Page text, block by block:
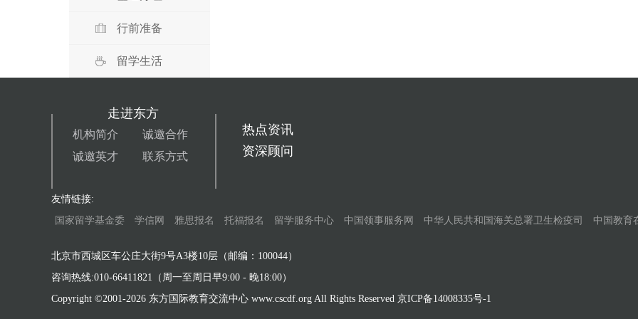
行前准备
留学生活
走进东方
机构简介
诚邀合作
诚邀英才
联系方式
热点资讯
资深顾问
友情链接:
国家留学基金委
学信网 雅思报名 托福报名 留学服务中心 中国领事服务网 中华人民共和国海关总署卫生检疫司 中国教育
北京市西城区车公庄大街9号A3楼10层（邮编：100044）
咨询热线:010-66411821（周一至周日早9:00 - 晚18:00）
Copyright ©2001-2026 东方国际教育交流中心 www.cscdf.org All Rights Reserved 京ICP备14008335号-1